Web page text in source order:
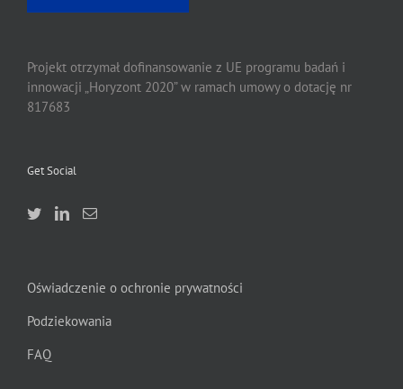
Projekt otrzymał dofinansowanie z UE programu badań i
innowacji „Horyzont 2020” w ramach umowy o dotację nr
817683
Get Social
Oświadczenie o ochronie prywatności
Podziekowania
FAQ